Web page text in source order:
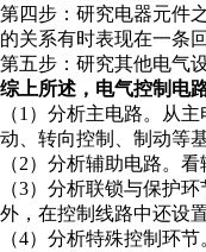
第四步：研究电器元件
的关系有时表现在一条
第五步：研究其他电气
综上所述，电气控制电
（1）分析主电路。从
动、转向控制、制动等
（2）分析辅助电路。
（3）分析联锁与保护
外，在控制线路中还设
（4）分析特殊控制环